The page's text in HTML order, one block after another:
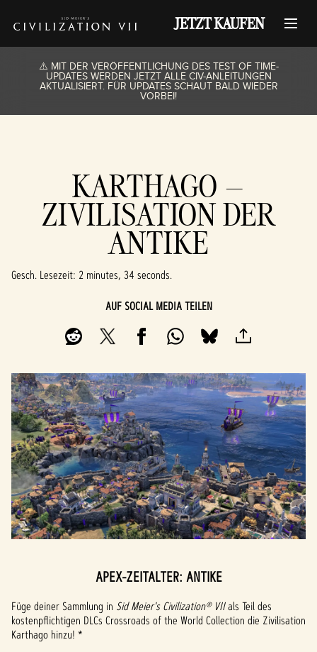
JETZT KAUFEN
⚠️ MIT DER VERÖFFENTLICHUNG DES TEST OF TIME-
UPDATES WERDEN JETZT ALLE CIV-ANLEITUNGEN
AKTUALISIERT. FÜR UPDATES SCHAUT BALD WIEDER
VORBEI!
KARTHAGO –
ZIVILISATION DER
ANTIKE
Gesch. Lesezeit 2 minutes, 34 seconds
AUF SOCIAL MEDIA TEILEN
APEX-ZEITALTER: ANTIKE
Füge deiner Sammlung in Sid Meier's Civilization® VIIals Teil des
kostenpflichtigen DLCs Crossroads of the World Collection die Zivilisation
Karthago hinzu! *